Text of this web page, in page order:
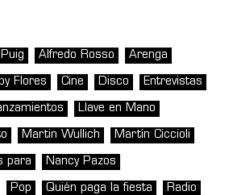
Alfredo Rosso Arenga
Flores Cine Disco Entrevistas
Llave en Mano
Martin Wullich Martín Ciccioli
para Nancy Pazos
Pop Quién paga la fiesta Radio